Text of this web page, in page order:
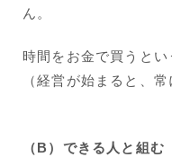
ん。
時間をお金で買うとい
（経営が始まると、
（B）できる人と組む